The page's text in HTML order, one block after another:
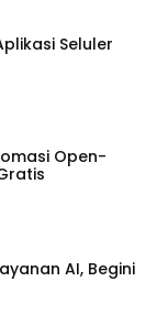
Seluler
Open-
AI, Begini